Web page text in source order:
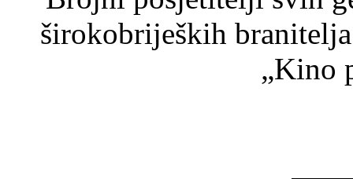
širokobrijeških
„Kino